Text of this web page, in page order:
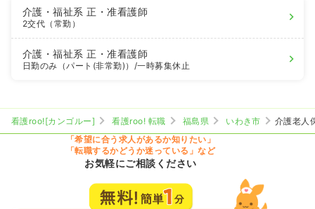
介護・福祉系正・准看護師
2交代（常勤）
介護・福祉系正・准看護師
日勤のみ（パート(非常勤)） /一時募集休止
看護roo![カンゴルー] 看護roo! 転職 福島県 いわき市
介護老人
「希望に合う求人があるか知りたい」
「転職するかどうか迷っている」など
お気軽にご相談ください